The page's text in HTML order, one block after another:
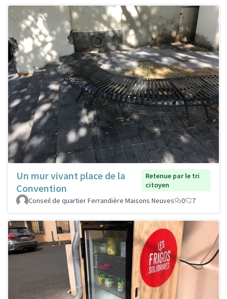
Un mur vivant place de la
Convention
Retenue par le tri
citoyen
Conseil de quartier Ferrandière Maisons Neuves
0 7